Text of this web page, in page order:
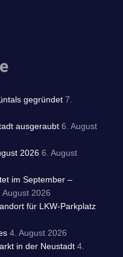
gegründet 7.
ausgeraubt 6. August
2026 6. August
im September –
August 2026
für LKW-Parkplatz
4. August 2026
in der Neustadt 4.